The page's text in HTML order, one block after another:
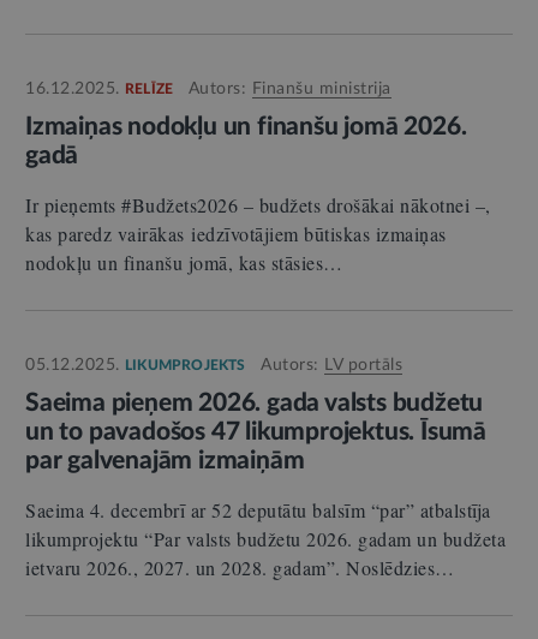
16.12.2025. RELĪZE Autors: Finanšu ministrija
Izmaiņas nodokļu un finanšu jomā 2026.
gadā
Ir pieņemts #Budžets2026 – budžets drošākai nākotnei –,
kas paredz vairākas iedzīvotājiem būtiskas izmaiņas
nodokļu un finanšu jomā, kas stāsies…
05.12.2025. LIKUMPROJEKTS Autors: LV portāls
Saeima pieņem 2026. gada valsts budžetu
un to pavadošos 47 likumprojektus. Īsumā
par galvenajām izmaiņām
Saeima 4. decembrī ar 52 deputātu balsīm “par” atbalstīja
likumprojektu “Par valsts budžetu 2026. gadam un budžeta
ietvaru 2026., 2027. un 2028. gadam”. Noslēdzies…